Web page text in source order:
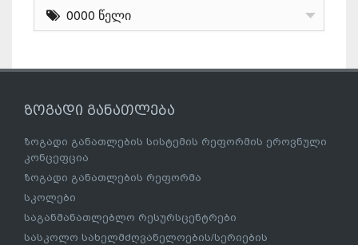
0000 წელი
ზოგადი განათლება
ზოგადი განათლების სისტემის რეფორმის ეროვნული
კონცეფცია
ზოგადი განათლების რეფორმა
სკოლები
საგანმანათლებლო რესურსცენტრები
სასკოლო სახელმძღვანელოების/სერიების